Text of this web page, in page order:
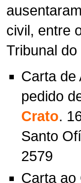
civil, entre
Tribunal
Carta de
pedido
Crato.
Santo
2579
Carta ao